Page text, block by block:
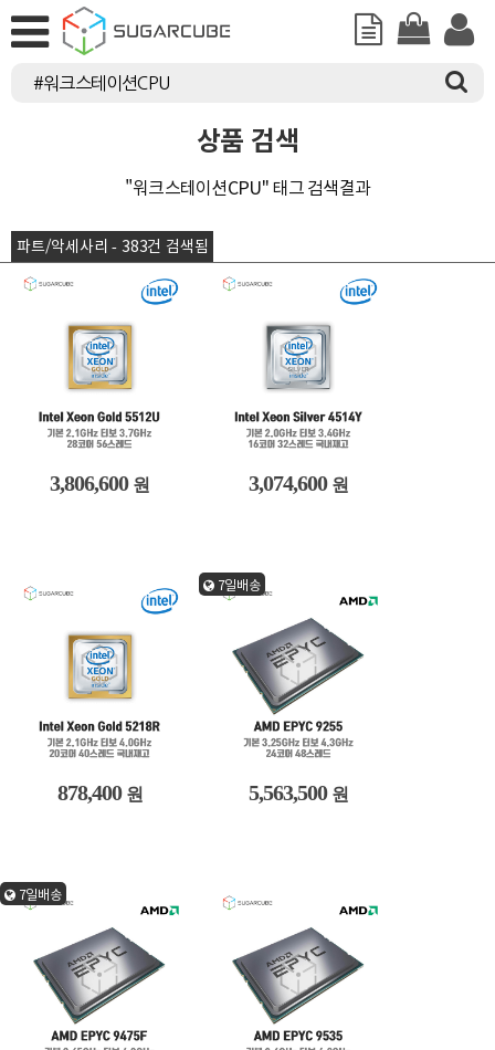
상품 검색
"워크스테이션CPU" 태그 검색결과
파트/악세사리 - 383건 검색됨
3,806,600 원 3,074,600 원
878,400 원
7일배송
5,563,500 원
7일배송